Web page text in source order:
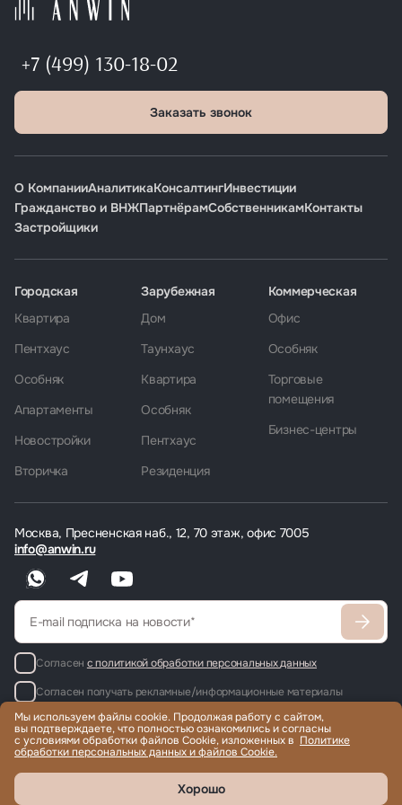
+7 (499) 130-18-02
Заказать звонок
О КомпанииАналитикаКонсалтингИнвестиции
Гражданство и ВНЖПартнёрамСобственникамКонтакты
Застройщики
Москва, Пресненская наб., 12, 70 этаж, офис 7005
info@anwin.ru
Согласен с политикой обработки персональных данных
Согласен получать рекламные/информационные материалы
Городская
Квартира
Пентхаус
Особняк
Апартаменты
Новостройки
Вторичка
Зарубежная
Дом
Таунхаус
Квартира
Особняк
Пентхаус
Резиденция
Коммерческая
Офис
Особняк
Торговые
помещения
Бизнес-центры
Продажа и аренда элитной недвижимости по всему миру, помощь
© 2022-2026 Международная компания Anwin
Мы используем файлы cookie. Продолжая работу с сайтом,
вы подтверждаете, что полностью ознакомились и согласны
с условиями обработки файлов Cookie, изложенных в Политике
обработки персональных данных и файлов Cookie.
Хорошо